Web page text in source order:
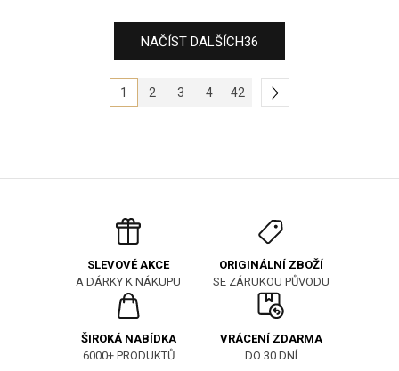
NAČÍST DALŠÍCH36
1 2 3 4 42
SLEVOVÉ AKCE
A DÁRKY K NÁKUPU
ORIGINÁLNÍ ZBOŽÍ
SE ZÁRUKOU PŮVODU
ŠIROKÁ NABÍDKA
6000+ PRODUKTŮ
VRÁCENÍ ZDARMA
DO 30 DNÍ